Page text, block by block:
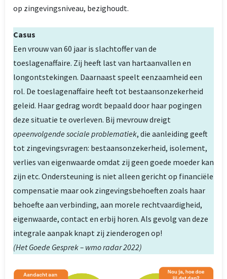
op zingevingsniveau, bezighoudt.
Casus
Een vrouw van 60 jaar is slachtoffer van de
toeslagenaffaire. Zij heeft last van hartaanvallen en
longontstekingen. Daarnaast speelt eenzaamheid een
rol. De toeslagenaffaire heeft tot bestaansonzekerheid
geleid. Haar gedrag wordt bepaald door haar pogingen
deze situatie te overleven. Bij mevrouw dreigt
opeenvolgende sociale problematiek, die aanleiding geeft
tot zingevingsvragen: bestaansonzekerheid, isolement,
verlies van eigenwaarde omdat zij geen goede moeder kan
zijn etc. Ondersteuning is niet alleen gericht op financiële
compensatie maar ook zingevingsbehoeften zoals haar
behoefte aan verbinding, aan morele rechtvaardigheid,
eigenwaarde, contact en erbij horen. Als gevolg van deze
integrale aanpak knapt zij zienderogen op!
(Het Goede Gesprek – wmo radar 2022)